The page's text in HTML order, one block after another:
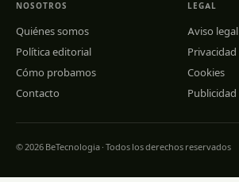
NOSOTROS
Quiénes somos
Política editorial
Cómo probamos
Contacto
LEGAL
Aviso legal
Privacidad
Cookies
Publicidad
© 2026 BeTecnologia · Todos los derechos reservados